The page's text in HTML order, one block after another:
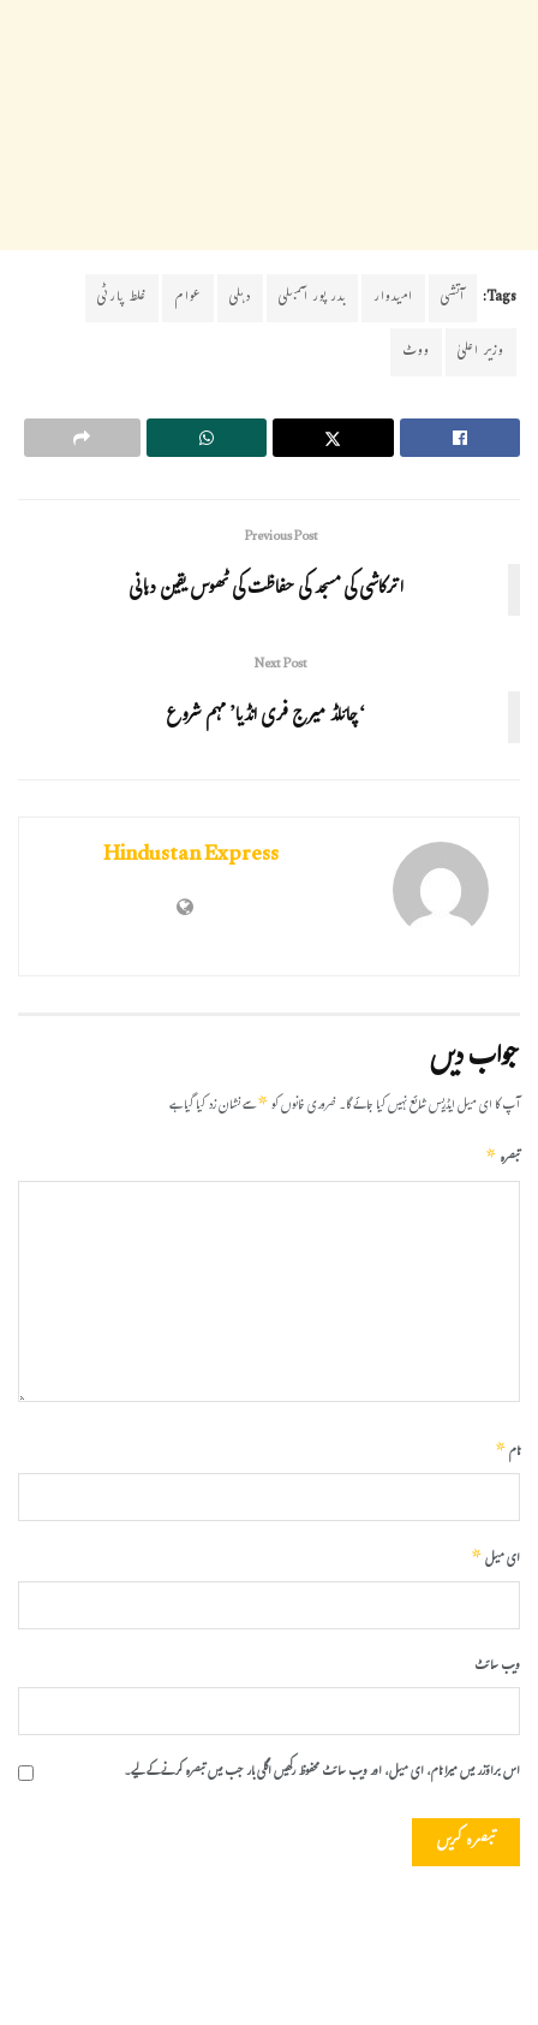
Tags: آتشی امیدوار بدر پور اسمبلی دہلی عوام
غلط پارٹی
وزیر اعلیٰ
ووٹ
Previous Post
اترکاشی کی مسجد کی حفاظت کی ٹھوس یقین دہانی
Next Post
‘چائلڈ میرج فری انڈیا’ مہم شروع
Hindustan Express
جواب دیں
آپ کا ای میل ایڈریس شائع نہیں کیا جائے گا۔ضروری خانوں کو*سے نشان زد کیا گیا ہے
تبصرہ*
نام*
ای میل*
ویب‌ سائٹ
اس براؤزر میں میرا نام، ای میل، اور ویب سائٹ محفوظ رکھیں اگلی بار جب میں تبصرہ کرنے کےلیے۔